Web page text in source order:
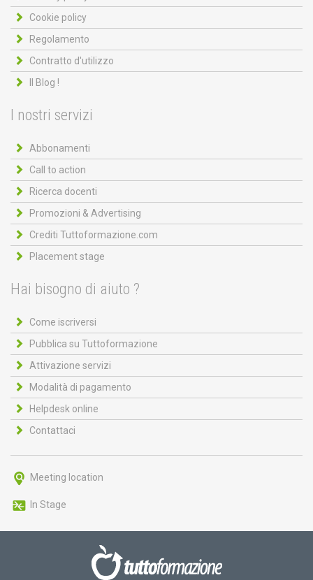
Cookie policy
Regolamento
Contratto d'utilizzo
Il Blog !
I nostri servizi
Abbonamenti
Call to action
Ricerca docenti
Promozioni & Advertising
Crediti Tuttoformazione.com
Placement stage
Hai bisogno di aiuto ?
Come iscriversi
Pubblica su Tuttoformazione
Attivazione servizi
Modalità di pagamento
Helpdesk online
Contattaci
Meeting location
In Stage